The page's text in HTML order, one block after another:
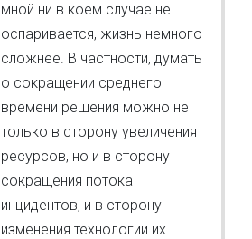
мной ни в коем случае не
оспаривается, жизнь немного
сложнее. В частности, думать
о сокращении среднего
времени решения можно не
только в сторону увеличения
ресурсов, но и в сторону
сокращения потока
инцидентов, и в сторону
изменения технологии их